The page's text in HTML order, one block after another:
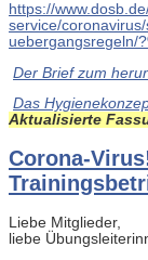
https://
service/
uebergangsregeln/
Der Brief zum
Das
Aktualisierte
Corona-
Liebe Mitglieder,
liebe